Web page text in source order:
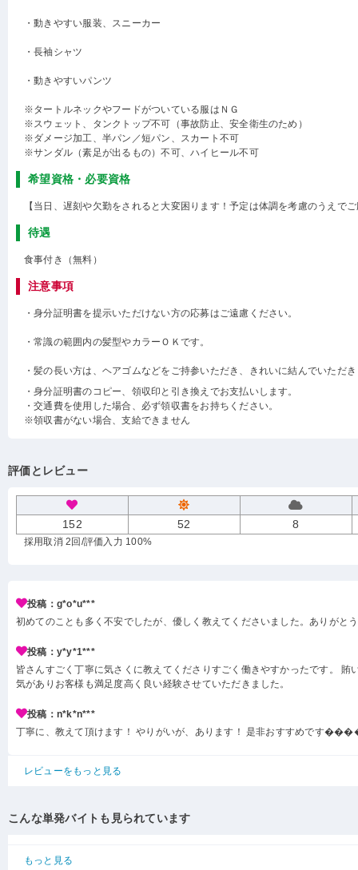
・動きやすい服装、スニーカー
・長袖シャツ
・動きやすいパンツ
※タートルネックやフードがついている服はＮＧ
※スウェット、タンクトップ不可（事故防止、安全衛生のため）
※ダメージ加工、半パン／短パン、スカート不可
※サンダル（素足が出るもの）不可、ハイヒール不可
希望資格・必要資格
【当日、遅刻や欠勤をされると大変困ります！予定は体調を考慮のうえで
待遇
食事付き（無料）
注意事項
・身分証明書を提示いただけない方の応募はご遠慮ください。
・常識の範囲内の髪型やカラーＯＫです。
・髪の長い方は、ヘアゴムなどをご持参いただき、きれいに結んでいただ
・身分証明書のコピー、領収印と引き換えでお支払いします。
・交通費を使用した場合、必ず領収書をお持ちください。
※領収書がない場合、支給できません
評価とレビュー
152 52 8
採用取消 2回 /評価入力 100%
投稿：g*o*u***
初めてのことも多く不安でしたが、優しく教えてくださいました。ありがと
投稿：y*y*1***
皆さんすごく丁寧に気さくに教えてくださりすごく働きやすかったです。 賄
気がありお客様も満足度高く良い経験させていただきました。
投稿：n*k*n***
丁寧に、教えて頂けます！ やりがいが、あります！ 是非おすすめです
レビューをもっと見る
こんな単発バイトも見られています
もっと見る